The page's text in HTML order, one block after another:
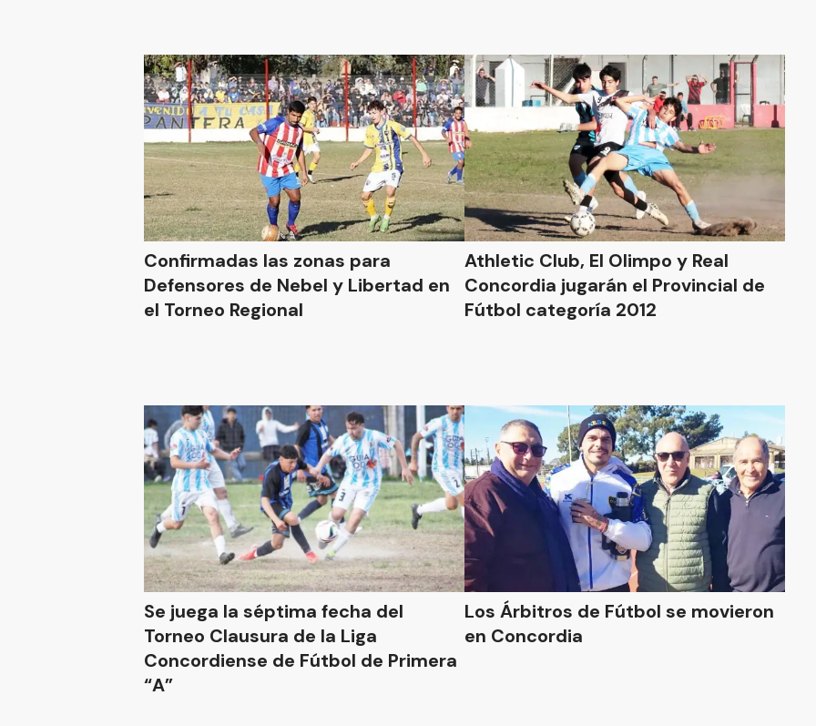
Confirmadas las zonas para
Defensores de Nebel y Libertad en
el Torneo Regional
Athletic Club, El Olimpo y Real
Concordia jugarán el Provincial de
Fútbol categoría 2012
Se juega la séptima fecha del
Torneo Clausura de la Liga
Concordiense de Fútbol de Primera
“A”
Los Árbitros de Fútbol se movieron
en Concordia